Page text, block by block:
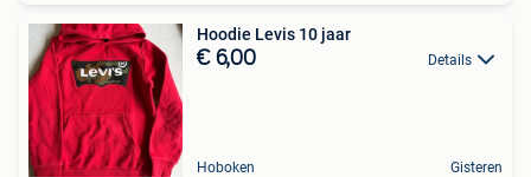
Hoodie Levis 10 jaar
€ 6,00 Details
Hoboken Gisteren